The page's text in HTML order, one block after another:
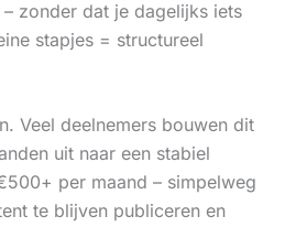
zonder dat je dagelijks iets
stapjes = structureel
Veel deelnemers bouwen dit
uit naar een stabiel
per maand – simpelweg
te blijven publiceren en